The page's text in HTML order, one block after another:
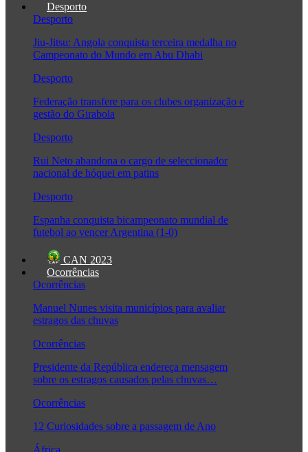
Desporto
Desporto
Jiu-Jitsu: Angola conquista terceira medalha no
Campeonato do Mundo em Abu Dhabi
Desporto
Federação transfere para os clubes organização e
gestão do Girabola
Desporto
Rui Neto abandona o cargo de seleccionador
nacional de hóquei em patins
Desporto
Espanha conquista bicampeonato mundial de
futebol ao vencer Argentina (1-0)
CAN 2023
Ocorrências
Ocorrências
Manuel Nunes visita municípios para avaliar
estragos das chuvas
Ocorrências
Presidente da República endereça mensagem
sobre os estragos causados pelas chuvas…
Ocorrências
12 Curiosidades sobre a passagem de Ano
África